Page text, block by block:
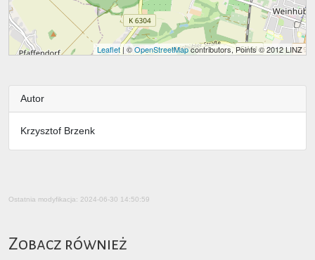
Leaflet | ©OpenStreetMapcontributors, Points © 2012 LINZ
Autor
Krzysztof Brzenk
Ostatnia modyfikacja: 2024-06-30 14:50:59
Zobacz również